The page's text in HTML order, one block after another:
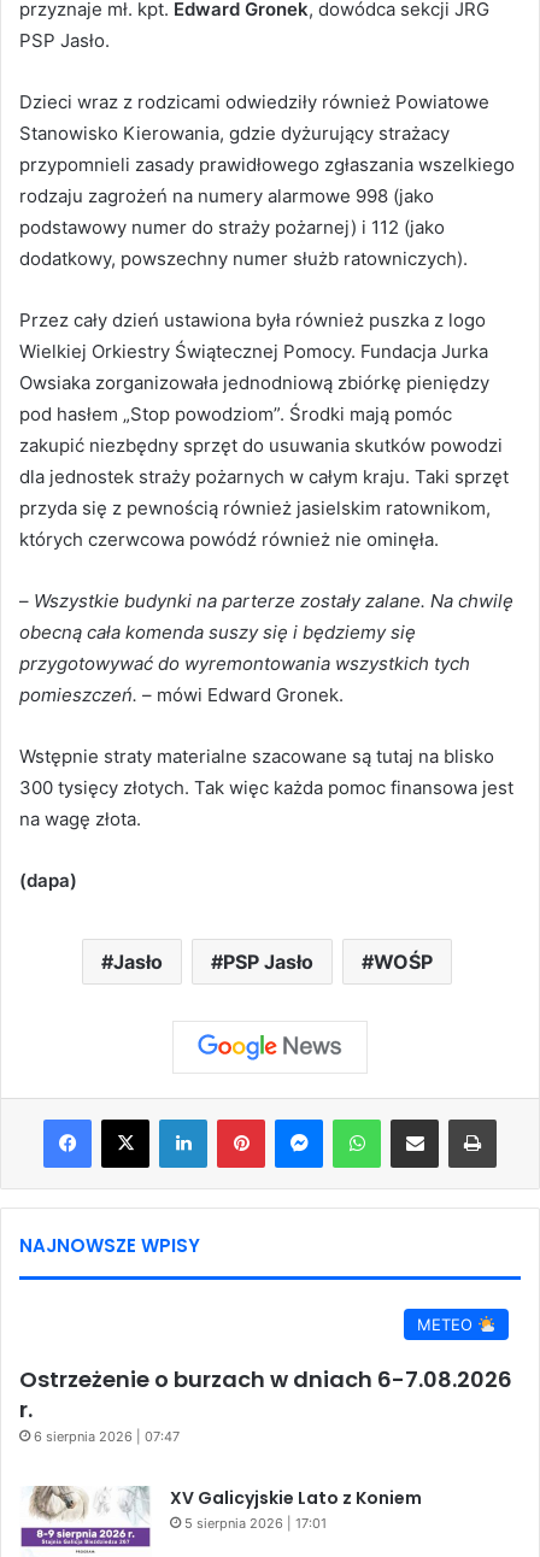
przyznaje mł. kpt. Edward Gronek, dowódca sekcji JRG
PSP Jasło.
Dzieci wraz z rodzicami odwiedziły również Powiatowe
Stanowisko Kierowania, gdzie dyżurujący strażacy
przypomnieli zasady prawidłowego zgłaszania wszelkiego
rodzaju zagrożeń na numery alarmowe 998 (jako
podstawowy numer do straży pożarnej) i 112 (jako
dodatkowy, powszechny numer służb ratowniczych).
Przez cały dzień ustawiona była również puszka z logo
Wielkiej Orkiestry Świątecznej Pomocy. Fundacja Jurka
Owsiaka zorganizowała jednodniową zbiórkę pieniędzy
pod hasłem „Stop powodziom”. Środki mają pomóc
zakupić niezbędny sprzęt do usuwania skutków powodzi
dla jednostek straży pożarnych w całym kraju. Taki sprzęt
przyda się z pewnością również jasielskim ratownikom,
których czerwcowa powódź również nie ominęła.
– Wszystkie budynki na parterze zostały zalane. Na chwilę
obecną cała komenda suszy się i będziemy się
przygotowywać do wyremontowania wszystkich tych
pomieszczeń. – mówi Edward Gronek.
Wstępnie straty materialne szacowane są tutaj na blisko
300 tysięcy złotych. Tak więc każda pomoc finansowa jest
na wagę złota.
(dapa)
Jasło PSP Jasło WOŚP
Facebook
X LinkedInPinterestMessengerWhatsAppShare via Email Print
NAJNOWSZE WPISY
METEO
Ostrzeżenie o burzach w dniach 6-7.08.2026
r.
6 sierpnia 2026 | 07:47
XV Galicyjskie Lato z Koniem
5 sierpnia 2026 | 17:01